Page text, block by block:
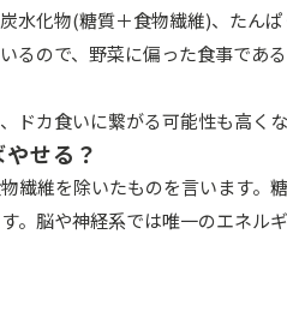
水化物(糖質＋食物繊維)、たん
るので、野菜に偏った食事であ
ドカ食いに繋がる可能性も高く
せる？
繊維を除いたものを言います。
。脳や神経系では唯一のエネル